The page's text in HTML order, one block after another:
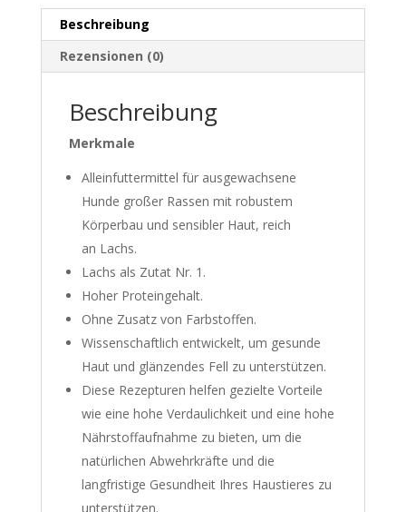
Menge
:
Beschreibung
Rezensionen (0)
Beschreibung
Merkmale
Alleinfuttermittel für ausgewachsene
Hunde großer Rassen mit robustem
Körperbau und sensibler Haut, reich
an Lachs.
Lachs als Zutat Nr. 1.
Hoher Proteingehalt.
Ohne Zusatz von Farbstoffen.
Wissenschaftlich entwickelt, um gesunde
Haut und glänzendes Fell zu unterstützen.
Diese Rezepturen helfen gezielte Vorteile
wie eine hohe Verdaulichkeit und eine hohe
Nährstoffaufnahme zu bieten, um die
natürlichen Abwehrkräfte und die
langfristige Gesundheit Ihres Haustieres zu
unterstützen.